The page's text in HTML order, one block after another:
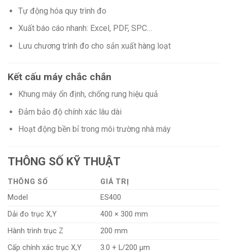
Tự động hóa quy trình đo
Xuất báo cáo nhanh: Excel, PDF, SPC…
Lưu chương trình đo cho sản xuất hàng loạt
Kết cấu máy chắc chắn
Khung máy ổn định, chống rung hiệu quả
Đảm bảo độ chính xác lâu dài
Hoạt động bền bỉ trong môi trường nhà máy
THÔNG SỐ KỸ THUẬT
THÔNG SỐ
GIÁ TRỊ
Model
ES400
Dải đo trục X,Y
400 × 300 mm
Hành trình trục Z
200 mm
Cấp chính xác trục X,Y
3.0 + L/200 μm